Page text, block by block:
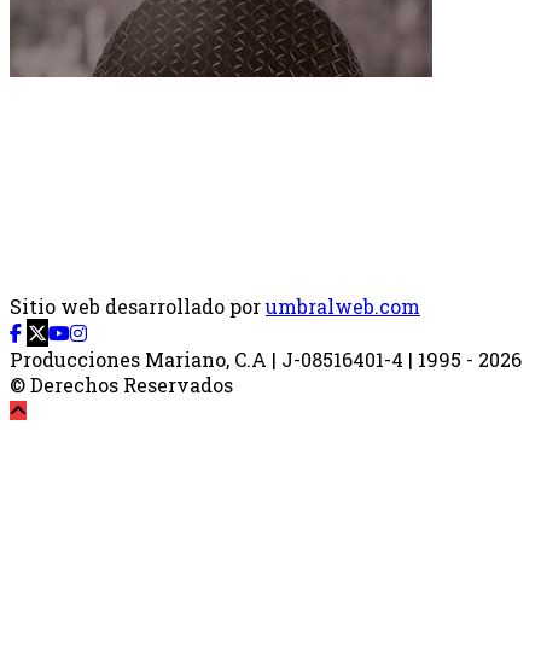
Sitio web desarrollado porumbralweb.com
Producciones Mariano, C.A | J-08516401-4 | 1995 - 2026
© Derechos Reservados